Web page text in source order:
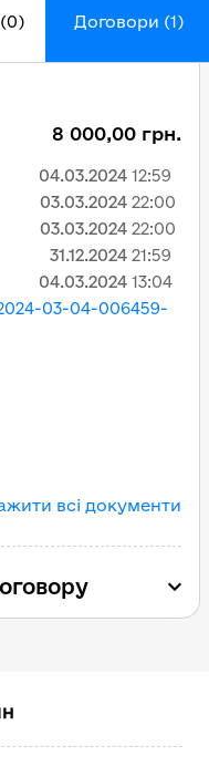
Договори (1)
03-04-006459-
всі документи
8 000,00 грн.
04.03.2024 12:59
03.03.2024 22:00
03.03.2024 22:00
31.12.2024 21:59
04.03.2024 13:04